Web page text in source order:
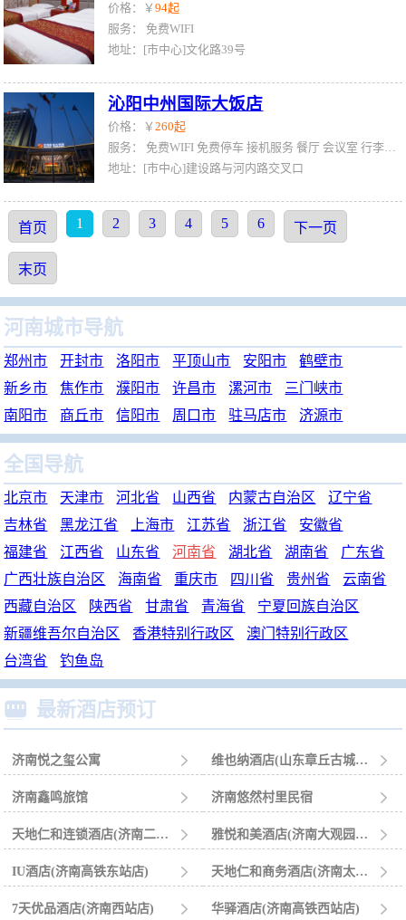
价格：￥94起
服务： 免费WIFI
地址：[市中心]文化路39号
沁阳中州国际大饭店
价格：￥260起
服务： 免费WIFI 免费停车 接机服务 餐厅 会议室 行李寄存
地址：[市中心]建设路与河内路交叉口
首页 1 2 3 4 5 6 下一页
末页
河南城市导航
郑州市 开封市 洛阳市 平顶山市 安阳市
鹤壁市
新乡市
焦作市 濮阳市 许昌市 漯河市
三门峡市
南阳市
商丘市 信阳市 周口市 驻马店市 济源市
全国导航
北京市 天津市 河北省 山西省 内蒙古自治区
辽宁省
吉林省
黑龙江省 上海市 江苏省 浙江省
安徽省
福建省
江西省 山东省 河南省 湖北省 湖南省
广东省
广西壮族自治区
海南省 重庆市 四川省 贵州省
云南省
西藏自治区
陕西省 甘肃省 青海省
宁夏回族自治区
新疆维吾尔自治区
香港特别行政区
澳门特别行政区
台湾省
钓鱼岛
 最新酒店预订
济南悦之玺公寓  维也纳酒店(山东章丘古城百脉泉店) 
济南鑫鸣旅馆  济南悠然村里民宿 
天地仁和连锁酒店(济南二七南路欧亚大观店)  雅悦和美酒店(济南大观园万达广场店) 
IU酒店(济南高铁东站店)  天地仁和商务酒店(济南太平洋小区店) 
7天优品酒店(济南西站店)  华驿酒店(济南高铁西站店) 